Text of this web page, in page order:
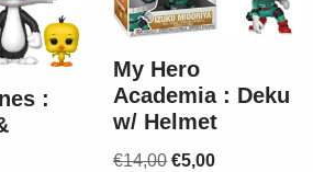
:
My Hero
Academia : Deku
w/ Helmet
€14,00 €5,00